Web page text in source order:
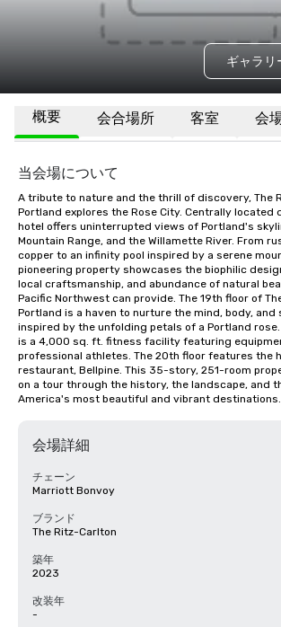
ギャラリ
概要 会合場所 客室 会
当会場について
A tribute to nature and the thrill of discovery, The
Portland explores the Rose City. Centrally located
hotel offers uninterrupted views of Portland's
Mountain Range, and the Willamette River. From
copper to an infinity pool inspired by a serene
pioneering property showcases the biophilic
local craftsmanship, and abundance of natural
Pacific Northwest can provide. The 19th floor of
Portland is a haven to nurture the mind, body, and
inspired by the unfolding petals of a Portland
is a 4,000 sq. ft. fitness facility featuring
professional athletes. The 20th floor features the
restaurant, Bellpine. This 35-story, 251-room
on a tour through the history, the landscape, and
America's most beautiful and vibrant destinations.
会場詳細
チェーン
Marriott Bonvoy
ブランド
The Ritz-Carlton
築年
2023
改装年
-